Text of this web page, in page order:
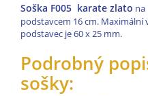
Soška F005 karate zlato na
podstavcem 16 cm.
podstavec je 60 x 25 mm.
Podrobný
sošky: